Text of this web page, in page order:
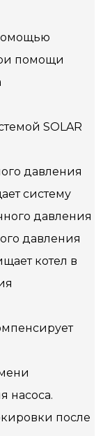
помощи
SOLAR
давления
систему
давления
давления
котел в
насоса.
после